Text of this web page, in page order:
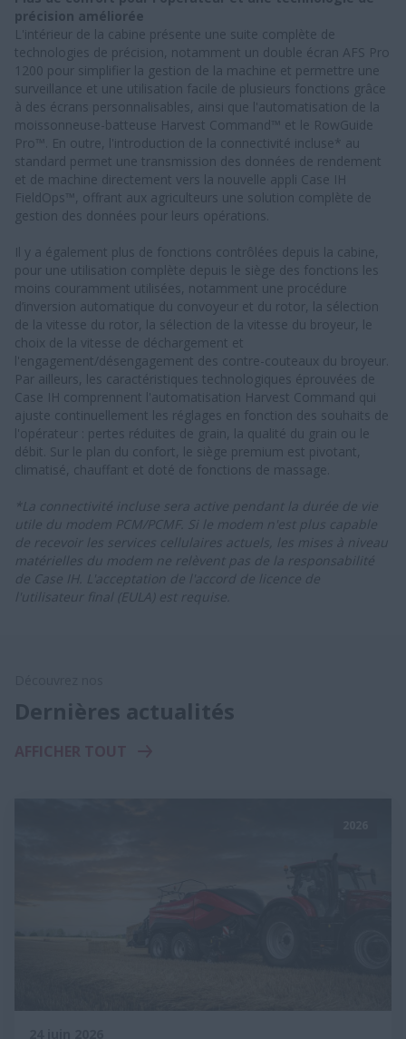
précision améliorée
L'intérieur de la cabine présente une suite complète de
technologies de précision, notamment un double écran AFS Pro
1200 pour simplifier la gestion de la machine et permettre une
surveillance et une utilisation facile de plusieurs fonctions grâce
à des écrans personnalisables, ainsi que l'automatisation de la
moissonneuse-batteuse Harvest Command™ et le RowGuide
Pro™. En outre, l'introduction de la connectivité incluse* au
standard permet une transmission des données de rendement
et de machine directement vers la nouvelle appli Case IH
FieldOps™, offrant aux agriculteurs une solution complète de
gestion des données pour leurs opérations.
Il y a également plus de fonctions contrôlées depuis la cabine,
pour une utilisation complète depuis le siège des fonctions les
moins couramment utilisées, notamment une procédure
d’inversion automatique du convoyeur et du rotor, la sélection
de la vitesse du rotor, la sélection de la vitesse du broyeur, le
choix de la vitesse de déchargement et
l'engagement/désengagement des contre-couteaux du broyeur.
Par ailleurs, les caractéristiques technologiques éprouvées de
Case IH comprennent l'automatisation Harvest Command qui
ajuste continuellement les réglages en fonction des souhaits de
l'opérateur : pertes réduites de grain, la qualité du grain ou le
débit. Sur le plan du confort, le siège premium est pivotant,
climatisé, chauffant et doté de fonctions de massage.
*La connectivité incluse sera active pendant la durée de vie
utile du modem PCM/PCMF. Si le modem n'est plus capable
de recevoir les services cellulaires actuels, les mises à niveau
matérielles du modem ne relèvent pas de la responsabilité
de Case IH. L'acceptation de l'accord de licence de
l'utilisateur final (EULA) est requise.
Dernières actualités